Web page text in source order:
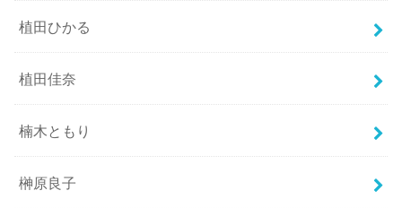
植田ひかる
植田佳奈
楠木ともり
榊原良子